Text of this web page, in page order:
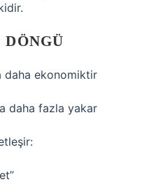
daha ekonomiktir
daha fazla yakar